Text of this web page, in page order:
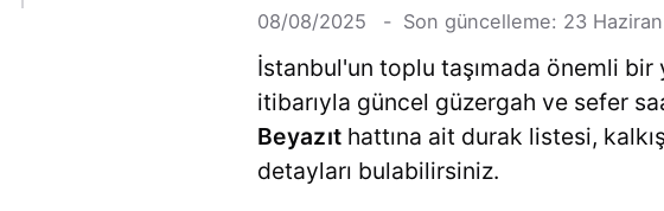
08/08/2025 Son güncelleme: 23
İstanbul'un toplu taşımada önemli bir
itibarıyla güncel güzergah ve sefer
Beyazıt hattına ait durak listesi,
detayları bulabilirsiniz.